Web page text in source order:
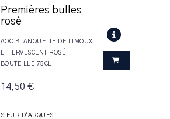
Premières bulles
rosé
AOC BLANQUETTE DE LIMOUX
EFFERVESCENT ROSÉ
BOUTEILLE 75CL
14,50 €
SIEUR D'ARQUES